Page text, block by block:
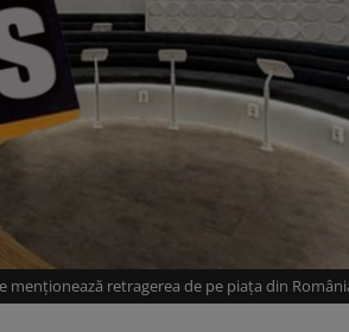
menționează retragerea de pe piața din